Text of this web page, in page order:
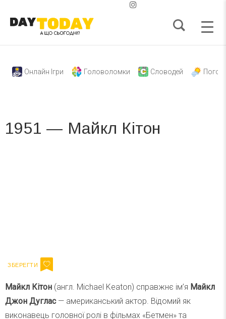
Онлайн Ігри Головоломки Словодей
1951 — Майкл Кітон
Майкл Кітон (англ. Michael Keaton) справжнє ім’я Майкл
Джон Дуглас— американський актор. Відомий як
виконавець головної ролі в фільмах «Бетмен» та